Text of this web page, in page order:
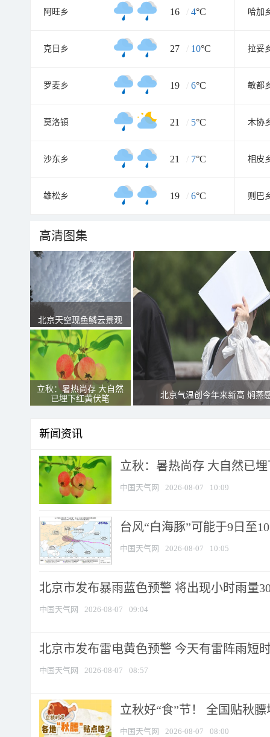
阿旺乡 16 / 4°C 哈加
克日乡 27 / 10°C 拉妥
罗麦乡 19 / 6°C 敏都
莫洛镇 21 / 5°C 木协
沙东乡 21 / 7°C 相皮
雄松乡 19 / 6°C 则巴
高清图集
北京天空现鱼鳞云景观
立秋：暑热尚存 大自然
已埋下红黄伏笔
北京气温创今年来新高 焖蒸
新闻资讯
立秋：暑热尚存 大自然已
中国天气网 2026-08-07 10:09
台风“白海豚”可能于9日至
中国天气网 2026-08-07 10:05
北京市发布暴雨蓝色预警 将出现小时雨量
中国天气网 2026-08-07 09:04
北京市发布雷电黄色预警 今天有雷阵雨短
中国天气网 2026-08-07 08:57
立秋好“食”节！ 全国贴秋
中国天气网 2026-08-07 08:00